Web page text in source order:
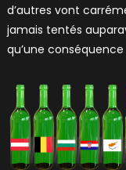
d’autres vont
jamais tentés
qu’une